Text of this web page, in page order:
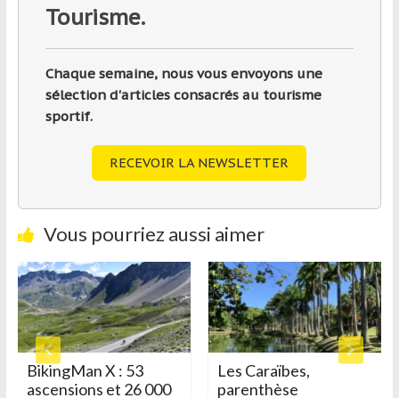
Tourisme.
Chaque semaine, nous vous envoyons une
sélection d'articles consacrés au tourisme
sportif.
RECEVOIR LA NEWSLETTER
Vous pourriez aussi aimer
BikingMan X : 53
ascensions et 26 000
Les Caraïbes,
parenthèse